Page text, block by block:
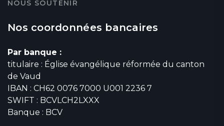
NOUS SOUTENIR
Nos coordonnées bancaires
Par banque :
titulaire : Église évangélique réformée du canton
de Vaud
IBAN : CH62 0076 7000 U001 2236 7
SWIFT : BCVLCH2LXXX
Banque : BCV